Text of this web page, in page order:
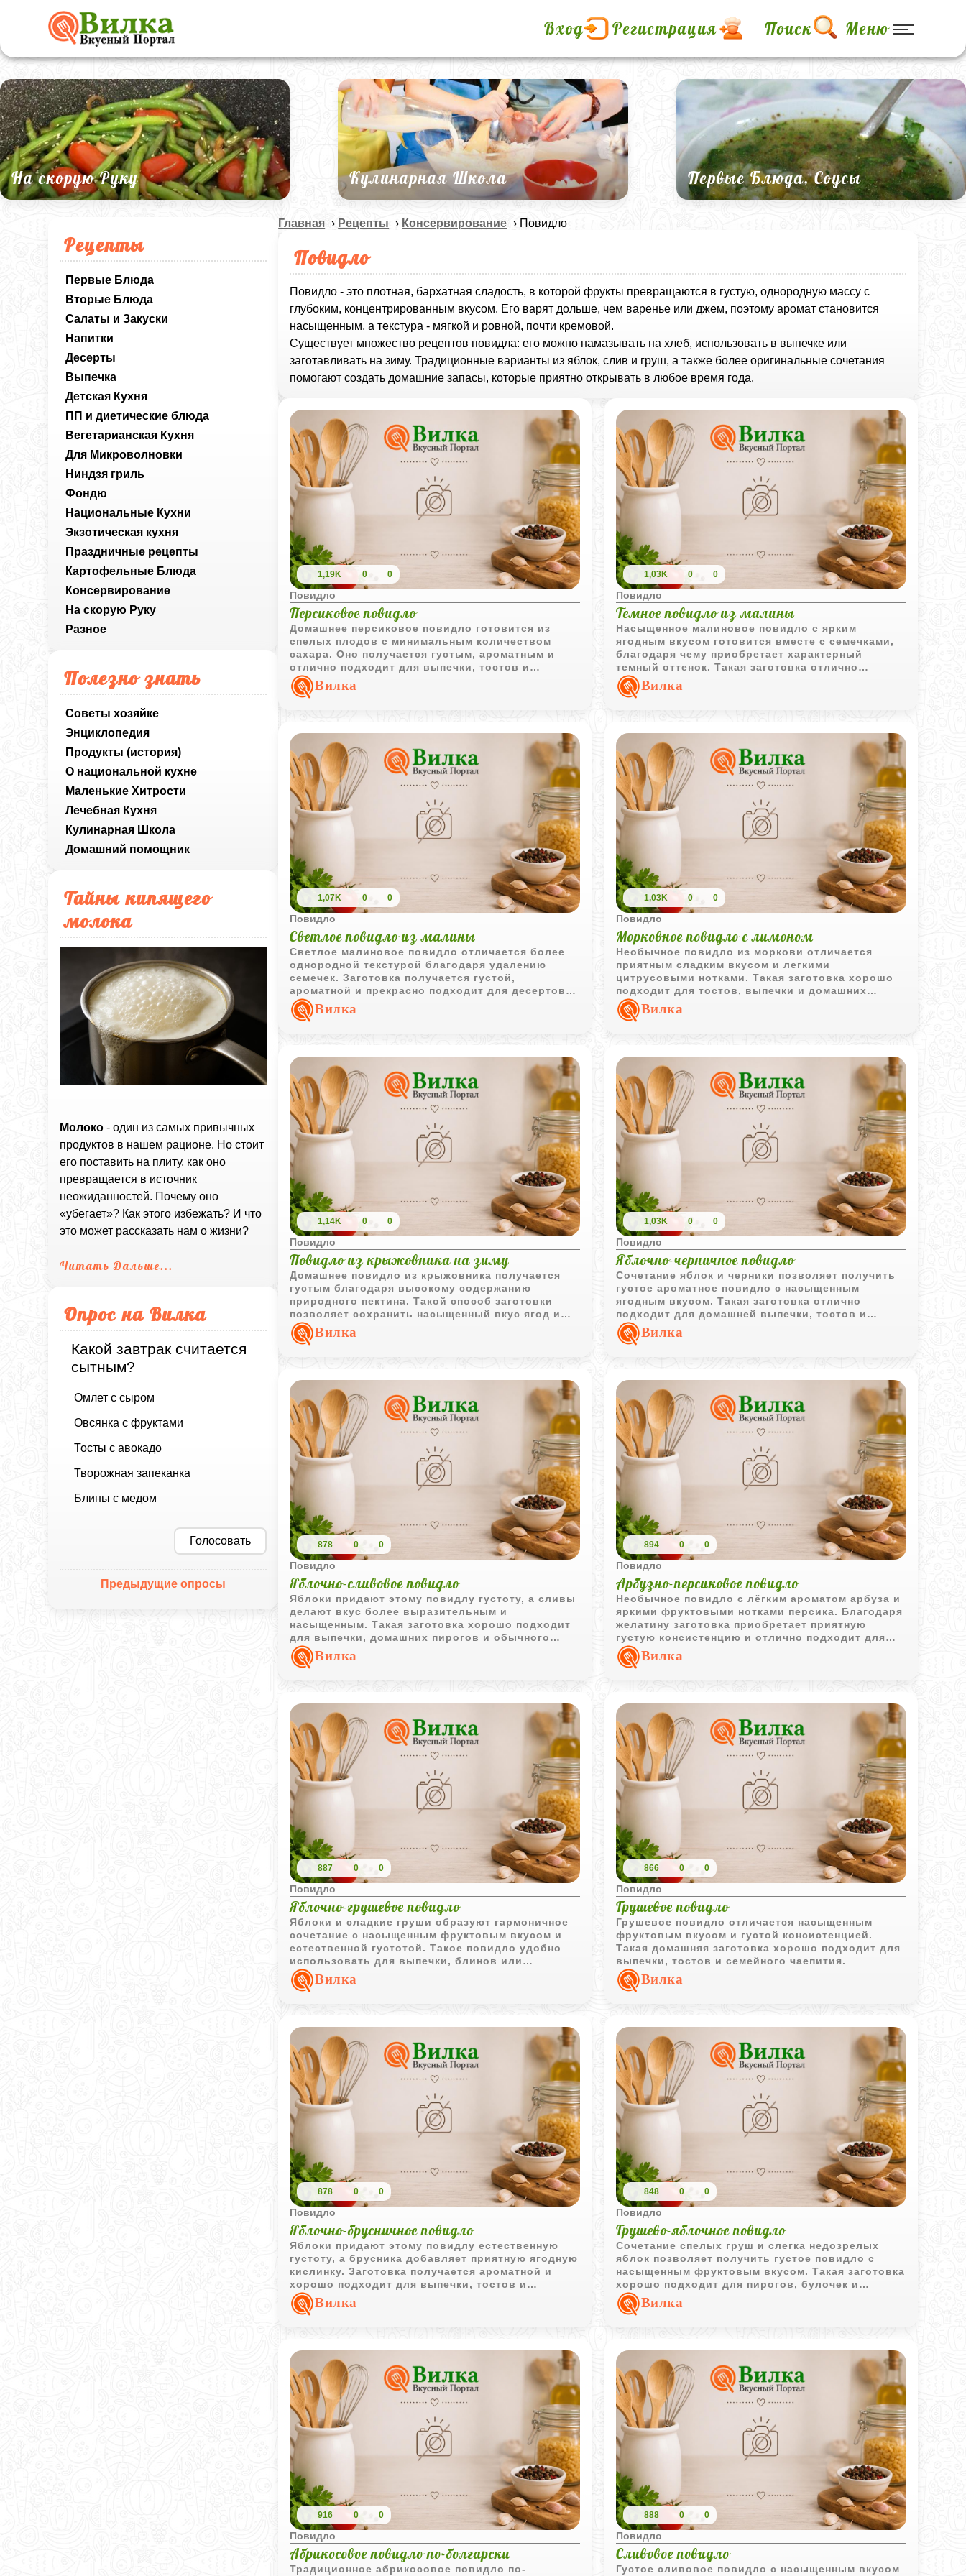
Вход Регистрация Поиск Меню
На скорую Руку Кулинарная Школа Первые Блюда, Соусы
Рецепты
Первые Блюда
Вторые Блюда
Салаты и Закуски
Напитки
Десерты
Выпечка
Детская Кухня
ПП и диетические блюда
Вегетарианская Кухня
Для Микроволновки
Ниндзя гриль
Фондю
Национальные Кухни
Экзотическая кухня
Праздничные рецепты
Картофельные Блюда
Консервирование
На скорую Руку
Разное
Полезно знать
Советы хозяйке
Энциклопедия
Продукты (история)
О национальной кухне
Маленькие Хитрости
Лечебная Кухня
Кулинарная Школа
Домашний помощник
Тайны кипящего
молока
Молоко - один из самых привычных
продуктов в нашем рационе. Но стоит
его поставить на плиту, как оно
превращается в источник
неожиданностей. Почему оно
«убегает»? Как этого избежать? И что
это может рассказать нам о жизни?
Читать Дальше...
Опрос на Вилка
Какой завтрак считается
сытным?
Омлет с сыром
Овсянка с фруктами
Тосты с авокадо
Творожная запеканка
Блины с медом
Голосовать
Предыдущие опросы
Главная › Рецепты › Консервирование › Повидло
Повидло
Повидло - это плотная, бархатная сладость, в которой фрукты превращаются в густую, однородную массу с
глубоким, концентрированным вкусом. Его варят дольше, чем варенье или джем, поэтому аромат становится
насыщенным, а текстура - мягкой и ровной, почти кремовой.
Существует множество рецептов повидла: его можно намазывать на хлеб, использовать в выпечке или
заготавливать на зиму. Традиционные варианты из яблок, слив и груш, а также более оригинальные сочетания
помогают создать домашние запасы, которые приятно открывать в любое время года.
1,19K 0 0
Повидло
Персиковое повидло
Домашнее персиковое повидло готовится из
спелых плодов с минимальным количеством
сахара. Оно получается густым, ароматным и
отлично подходит для выпечки, тостов и
десертов.
Вилка
1,03K 0 0
Повидло
Темное повидло из малины
Насыщенное малиновое повидло с ярким
ягодным вкусом готовится вместе с семечками,
благодаря чему приобретает характерный
темный оттенок. Такая заготовка отлично
подходит для выпечки и домашнего чаепития.
Вилка
1,07K 0 0
Повидло
Светлое повидло из малины
Светлое малиновое повидло отличается более
однородной текстурой благодаря удалению
семечек. Заготовка получается густой,
ароматной и прекрасно подходит для десертов,
выпечки и домашних сладостей.
Вилка
1,03K 0 0
Повидло
Морковное повидло с лимоном
Необычное повидло из моркови отличается
приятным сладким вкусом и легкими
цитрусовыми нотками. Такая заготовка хорошо
подходит для тостов, выпечки и домашних
десертов.
Вилка
1,14K 0 0
Повидло
Повидло из крыжовника на зиму
Домашнее повидло из крыжовника получается
густым благодаря высокому содержанию
природного пектина. Такой способ заготовки
позволяет сохранить насыщенный вкус ягод и
получить универсальную начинку для выпечки
или дополнение к чаю.
Вилка
1,03K 0 0
Повидло
Яблочно-черничное повидло
Сочетание яблок и черники позволяет получить
густое ароматное повидло с насыщенным
ягодным вкусом. Такая заготовка отлично
подходит для домашней выпечки, тостов и
зимних чаепитий.
Вилка
878 0 0
Повидло
Яблочно-сливовое повидло
Яблоки придают этому повидлу густоту, а сливы
делают вкус более выразительным и
насыщенным. Такая заготовка хорошо подходит
для выпечки, домашних пирогов и обычного
чаепития.
Вилка
894 0 0
Повидло
Арбузно-персиковое повидло
Необычное повидло с лёгким ароматом арбуза и
яркими фруктовыми нотками персика. Благодаря
желатину заготовка приобретает приятную
густую консистенцию и отлично подходит для
десертов и тостов.
Вилка
887 0 0
Повидло
Яблочно-грушевое повидло
Яблоки и сладкие груши образуют гармоничное
сочетание с насыщенным фруктовым вкусом и
естественной густотой. Такое повидло удобно
использовать для выпечки, блинов или
домашнего чаепития.
Вилка
866 0 0
Повидло
Грушевое повидло
Грушевое повидло отличается насыщенным
фруктовым вкусом и густой консистенцией.
Такая домашняя заготовка хорошо подходит для
выпечки, тостов и семейного чаепития.
Вилка
878 0 0
Повидло
Яблочно-брусничное повидло
Яблоки придают этому повидлу естественную
густоту, а брусника добавляет приятную ягодную
кислинку. Заготовка получается ароматной и
хорошо подходит для выпечки, тостов и
десертных блюд.
Вилка
848 0 0
Повидло
Грушево-яблочное повидло
Сочетание спелых груш и слегка недозрелых
яблок позволяет получить густое повидло с
насыщенным фруктовым вкусом. Такая заготовка
хорошо подходит для пирогов, булочек и
домашних десертов.
Вилка
916 0 0
Повидло
Абрикосовое повидло по-болгарски
Традиционное абрикосовое повидло по-
888 0 0
Повидло
Сливовое повидло
Густое сливовое повидло с насыщенным вкусом